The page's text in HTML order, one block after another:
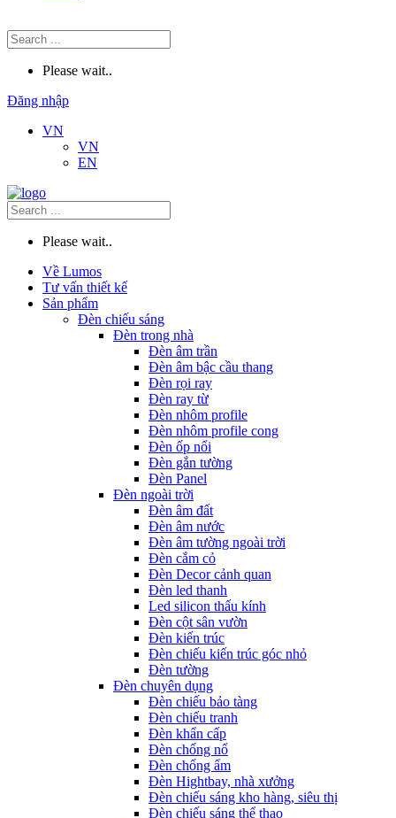
Please wait..
Đăng nhập
VN
VN
EN
Please wait..
Về Lumos
Tư vấn thiết kế
Sản phẩm
Đèn chiếu sáng
Đèn trong nhà
Đèn âm trần
Đèn âm bậc cầu thang
Đèn rọi ray
Đèn ray từ
Đèn nhôm profile
Đèn nhôm profile cong
Đèn ốp nổi
Đèn gắn tường
Đèn Panel
Đèn ngoài trời
Đèn âm đất
Đèn âm nước
Đèn âm tường ngoài trời
Đèn cắm cỏ
Đèn Decor cảnh quan
Đèn led thanh
Led silicon thấu kính
Đèn cột sân vườn
Đèn kiến trúc
Đèn chiếu kiến trúc góc nhỏ
Đèn tường
Đèn chuyên dụng
Đèn chiếu bảo tàng
Đèn chiếu tranh
Đèn khẩn cấp
Đèn chống nổ
Đèn chống ẩm
Đèn Hightbay, nhà xưởng
Đèn chiếu sáng kho hàng, siêu thị
Đèn chiếu sáng thể thao